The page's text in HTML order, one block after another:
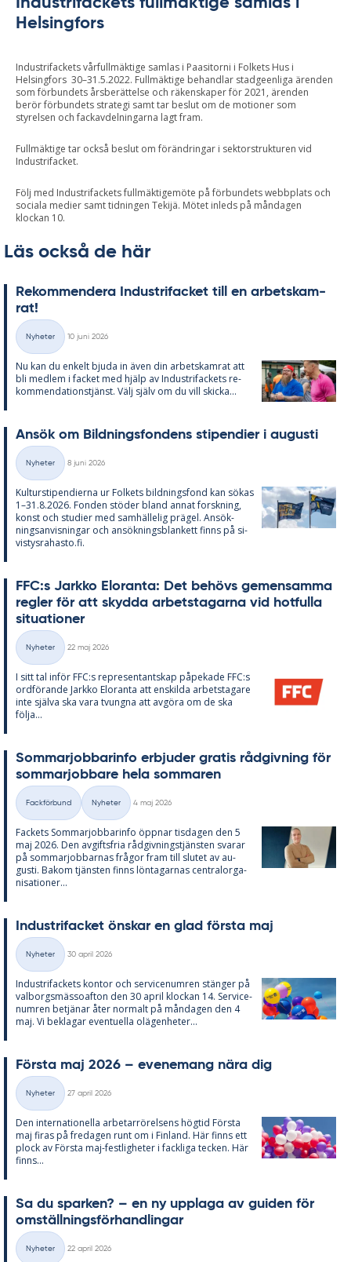
Helsingfors
Industrifackets vårfullmäktige samlas i Paasitorni i Folkets Hus i
Helsingfors 30–31.5.2022. Fullmäktige behandlar stadgeenliga ärenden
som förbundets årsberättelse och räkenskaper för 2021, ärenden
berör förbundets strategi samt tar beslut om de motioner som
styrelsen och fackavdelningarna lagt fram.
Fullmäktige tar också beslut om förändringar i sektorstrukturen vid
Industrifacket.
Följ med Industrifackets fullmäktigemöte på förbundets webbplats och
sociala medier samt tidningen Tekijä. Mötet inleds på måndagen
klockan 10.
Läs också de här
Re­kom­men­de­ra In­du­stri­fac­ket till en ar­bets­kam­
rat!
Kategorier
Nyheter
10 juni 2026
Nu kan du en­kelt bju­da in även din ar­bets­kam­rat att
bli med­lem i fac­ket med hjälp av In­du­stri­fac­kets re­
kom­men­da­tions­tjänst. Välj själv om du vill skic­ka...
An­sök om Bild­nings­fon­dens sti­pen­di­er i au­gusti
Kategorier
Nyheter
8 juni 2026
Kul­tursti­pen­di­er­na ur Fol­kets bild­nings­fond kan sö­kas
1–31.8.2026. Fon­den stö­der bland an­nat forsk­ning,
konst och stu­di­er med sam­häl­le­lig prä­gel. An­sök­
nings­an­vis­ning­ar och an­sök­nings­blan­kett fin­ns på si­
vis­tys­ra­has­to.fi.
FFC:s Jark­ko Elo­ran­ta: Det be­hö­vs ge­men­sam­ma
reg­ler för att skyd­da ar­bets­ta­gar­na vid hot­ful­la
si­tu­a­tio­ner
Kategorier
Nyheter
22 maj 2026
I sitt tal in­för FFC:s re­pre­sen­tant­skap på­pe­ka­de FFC:s
ord­fö­ran­de Jark­ko Elo­ran­ta att en­skil­da ar­bets­ta­ga­re
inte själva ska vara tvung­na att av­gö­ra om de ska
följa...
Som­mar­job­ba­rin­fo er­bju­der gra­tis råd­giv­ning för
som­mar­job­ba­re hela som­ma­ren
Kategorier
Fackförbund Nyheter
4 maj 2026
Fac­kets Som­mar­job­ba­rin­fo öpp­nar tis­da­gen den 5
maj 2026. Den av­gifts­fria råd­giv­nings­tjäns­ten sva­rar
på som­mar­job­bar­nas frå­gor fram till slu­tet av au­
gusti. Bakom tjäns­ten fin­ns lön­ta­gar­nas cen­tral­or­ga­
ni­sa­tio­ner...
In­du­stri­fac­ket öns­kar en glad förs­ta maj
Kategorier
Nyheter
30 april 2026
In­du­stri­fac­kets kon­tor och ser­vice­num­ren stäng­er på
val­borgs­mäs­so­af­ton den 30 april kloc­kan 14. Ser­vice­
num­ren be­tjä­nar åter nor­malt på mån­da­gen den 4
maj. Vi be­kla­gar even­tu­el­la olä­gen­he­ter...
Förs­ta maj 2026 – eve­ne­mang nära dig
Kategorier
Nyheter
27 april 2026
Den in­ter­na­tio­nel­la ar­be­tar­rö­rel­sens hög­tid Förs­ta
maj fi­ras på fre­da­gen runt om i Fin­land. Här fin­ns ett
plock av Förs­ta maj-fest­lig­he­ter i fack­li­ga tec­ken. Här
fin­ns...
Sa du spar­ken? – en ny upp­laga av gui­den för
om­ställ­nings­för­hand­ling­ar
Kategorier
Nyheter
22 april 2026